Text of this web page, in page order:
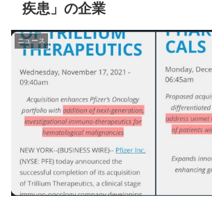
疾患」の企業
ニュース